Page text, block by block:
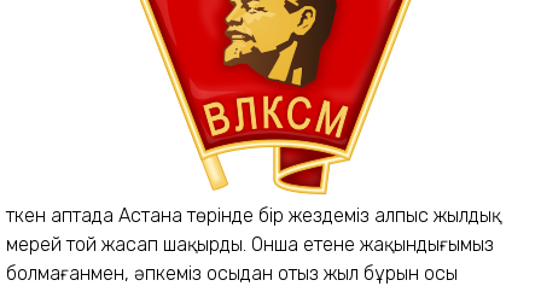
Өткен аптада Астана төрінде бір жездеміз алпыс жылдық
мерей той жасап шақырды. Онша етене жақындығымыз
болмағанмен, әпкеміз осыдан отыз жыл бұрын осы